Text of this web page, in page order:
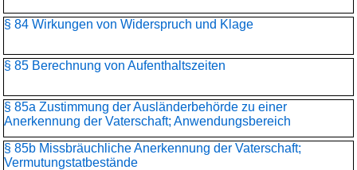
§ 84 Wirkungen von Widerspruch und Klage
§ 85 Berechnung von Aufenthaltszeiten
§ 85a Zustimmung der Ausländerbehörde zu einer
Anerkennung der Vaterschaft; Anwendungsbereich
§ 85b Missbräuchliche Anerkennung der Vaterschaft;
Vermutungstatbestände